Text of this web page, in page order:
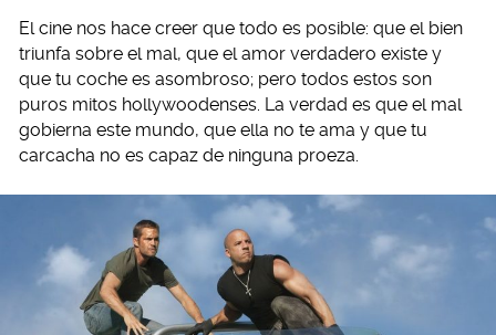
El cine nos hace creer que todo es posible: que el bien
triunfa sobre el mal, que el amor verdadero existe y
que tu coche es asombroso; pero todos estos son
puros mitos hollywoodenses. La verdad es que el mal
gobierna este mundo, que ella no te ama y que tu
carcacha no es capaz de ninguna proeza.